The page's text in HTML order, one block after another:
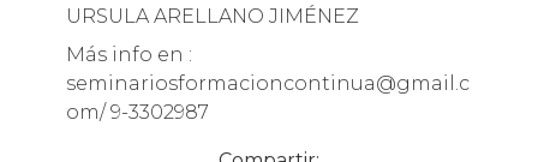
URSULA ARELLANO JIMÉNEZ
Más info en :
seminariosformacioncontinua@gmail.c
om/ 9-3302987